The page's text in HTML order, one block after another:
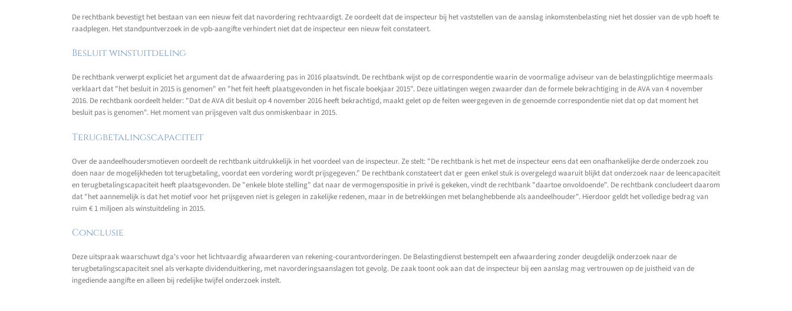
De rechtbank bevestigt het bestaan van een nieuw feit dat navordering rechtvaardigt. Ze oordeelt dat de inspecteur bij het vaststellen van de aanslag inkomstenbelasting niet het dossier van de vpb hoeft te
raadplegen. Het standpuntverzoek in de vpb-aangifte verhindert niet dat de inspecteur een nieuw feit constateert.
Besluit winstuitdeling
De rechtbank verwerpt expliciet het argument dat de afwaardering pas in 2016 plaatsvindt. De rechtbank wijst op de correspondentie waarin de voormalige adviseur van de belastingplichtige meermaals
verklaart dat "het besluit in 2015 is genomen" en "het feit heeft plaatsgevonden in het fiscale boekjaar 2015". Deze uitlatingen wegen zwaarder dan de formele bekrachtiging in de AVA van 4 november
2016. De rechtbank oordeelt helder: "Dat de AVA dit besluit op 4 november 2016 heeft bekrachtigd, maakt gelet op de feiten weergegeven in de genoemde correspondentie niet dat op dat moment het
besluit pas is genomen". Het moment van prijsgeven valt dus onmiskenbaar in 2015.
Terugbetalingscapaciteit
Over de aandeelhoudersmotieven oordeelt de rechtbank uitdrukkelijk in het voordeel van de inspecteur. Ze stelt: "De rechtbank is het met de inspecteur eens dat een onafhankelijke derde onderzoek zou
doen naar de mogelijkheden tot terugbetaling, voordat een vordering wordt prijsgegeven." De rechtbank constateert dat er geen enkel stuk is overgelegd waaruit blijkt dat onderzoek naar de leencapaciteit
en terugbetalingscapaciteit heeft plaatsgevonden. De "enkele blote stelling" dat naar de vermogenspositie in privé is gekeken, vindt de rechtbank "daartoe onvoldoende". De rechtbank concludeert daarom
dat "het aannemelijk is dat het motief voor het prijsgeven niet is gelegen in zakelijke redenen, maar in de betrekkingen met belanghebbende als aandeelhouder". Hierdoor geldt het volledige bedrag van
ruim € 1 miljoen als winstuitdeling in 2015.
Conclusie
Deze uitspraak waarschuwt dga's voor het lichtvaardig afwaarderen van rekening-courantvorderingen. De Belastingdienst bestempelt een afwaardering zonder deugdelijk onderzoek naar de
terugbetalingscapaciteit snel als verkapte dividenduitkering, met navorderingsaanslagen tot gevolg. De zaak toont ook aan dat de inspecteur bij een aanslag mag vertrouwen op de juistheid van de
ingediende aangifte en alleen bij redelijke twijfel onderzoek instelt.